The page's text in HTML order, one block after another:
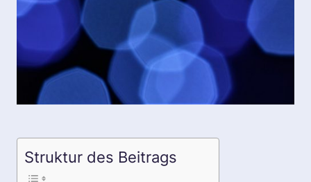
Struktur des Beitrags